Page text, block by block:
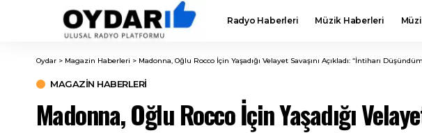
Radyo Haberleri Müzik Haberleri
Oydar > Magazin Haberleri > Madonna, Oğlu Rocco İçin Yaşadığı Velayet Savaşını Açıkladı: “İntiharı
MAGAZIN HABERLERI
Madonna, Oğlu Rocco İçin Yaşadığı